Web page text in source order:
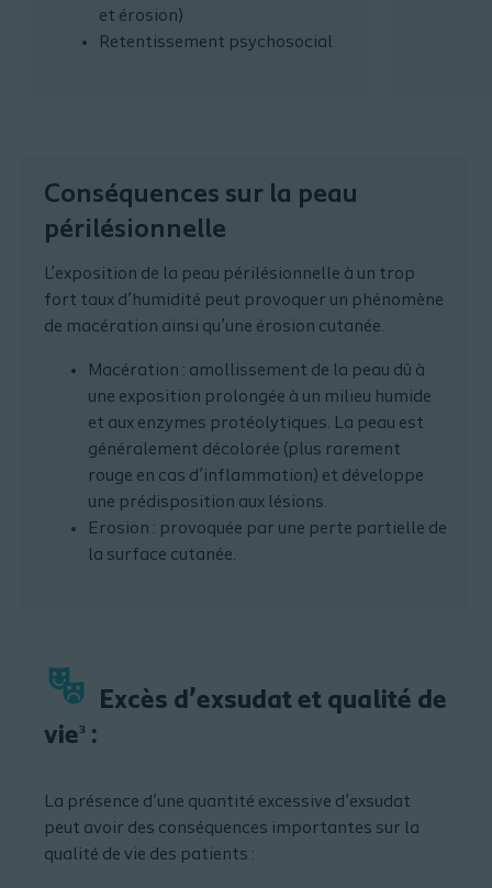
et érosion)
Retentissement psychosocial
Conséquences sur la peau
périlésionnelle
L’exposition de la peau périlésionnelle à un trop
fort taux d’humidité peut provoquer un phénomène
de macération ainsi qu’une érosion cutanée.
Macération : amollissement de la peau dû à
une exposition prolongée à un milieu humide
et aux enzymes protéolytiques. La peau est
généralement décolorée (plus rarement
rouge en cas d’inflammation) et développe
une prédisposition aux lésions.
Erosion : provoquée par une perte partielle de
la surface cutanée.
Excès d’exsudat et qualité de
vie3 :
La présence d’une quantité excessive d’exsudat
peut avoir des conséquences importantes sur la
qualité de vie des patients :